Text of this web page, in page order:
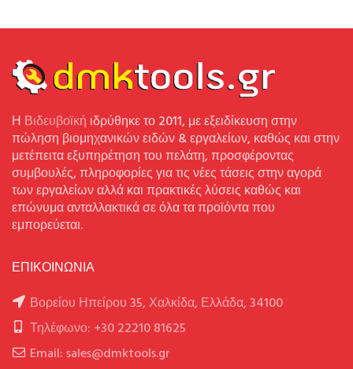
Η Βιδευβοϊκή ιδρύθηκε το 2011, με εξειδίκευση στην
πώληση βιομηχανικών ειδών & εργαλείων, καθώς και στην
μετέπειτα εξυπηρέτηση του πελάτη, προσφέροντας
συμβουλές, πληροφορίες για τις νέες τάσεις στην αγορά
των εργαλείων αλλά και πρακτικές λύσεις καθώς και
επώνυμα ανταλλακτικά σε όλα τα προϊόντα που
εμπορεύεται.
ΕΠΙΚΟΙΝΩΝΙΑ
Βορείου Ηπείρου 35, Χαλκίδα, Ελλάδα, 34100
Τηλέφωνο: +30 22210 81625
Email: sales@dmktools.gr